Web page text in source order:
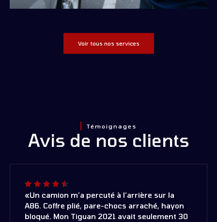
Voir tous nos services
Témoignages
Avis de nos clients
«Un camion m’a percuté à l’arrière sur la
A86. Coffre plié, pare-chocs arraché, hayon
bloqué. Mon Tiguan 2021 avait seulement 30